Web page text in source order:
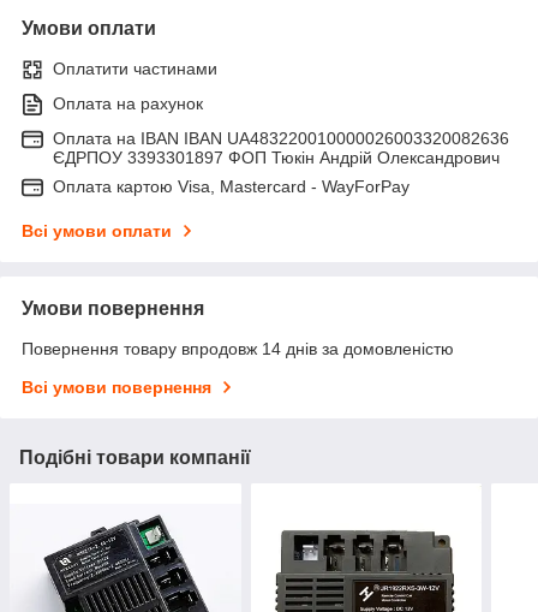
Умови оплати
Оплатити частинами
Оплата на рахунок
Оплата на IBAN IBAN UA483220010000026003320082636
ЄДРПОУ 3393301897 ФОП Тюкін Андрій Олександрович
Оплата картою Visa, Mastercard - WayForPay
Всі умови оплати
Умови повернення
Повернення товару впродовж 14 днів за домовленістю
Всі умови повернення
Подібні товари компанії